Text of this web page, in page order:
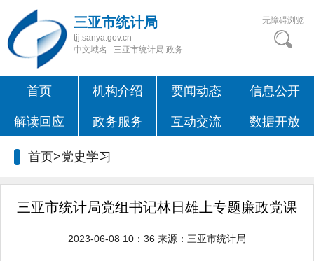
三亚市统计局
tjj.sanya.gov.cn
中文域名 : 三亚市统计局.政务
无障碍浏览
首页 机构介绍 要闻动态 信息公开
解读回应 政务服务 互动交流 数据开放
首页>党史学习
三亚市统计局党组书记林日雄上专题廉政党课
2023-06-08 10：36 来源： 三亚市统计局